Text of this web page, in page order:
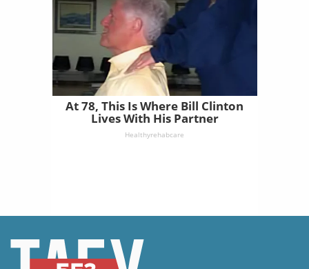
At 78, This Is Where Bill Clinton
Lives With His Partner
Healthyrehabcare